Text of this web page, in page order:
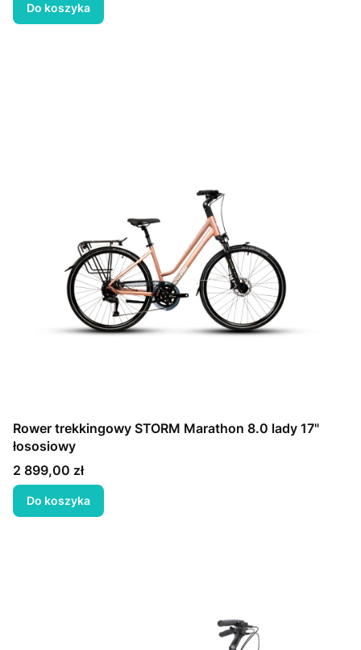
Do koszyka
Rower trekkingowy STORM Marathon 8.0 lady 17"
łososiowy
Cena
2 899,00 zł
Do koszyka